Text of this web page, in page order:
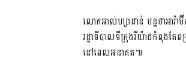
លោកអាល់ហ្សាដាន់​ បន្តថា​អារ៉
រដ្ឋាទីបាល​ទីក្រុង​រីយ៉ាដ​កំពុងតែ
នៅពេលអនាគត​៕